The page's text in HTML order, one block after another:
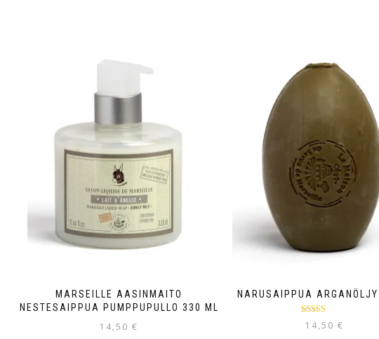
MARSEILLE AASINMAITO
NESTESAIPPUA PUMPPUPULLO 330 ML
14,50€
NARUSAIPPUA
Arvostelu
tuotteesta:
14,50 €